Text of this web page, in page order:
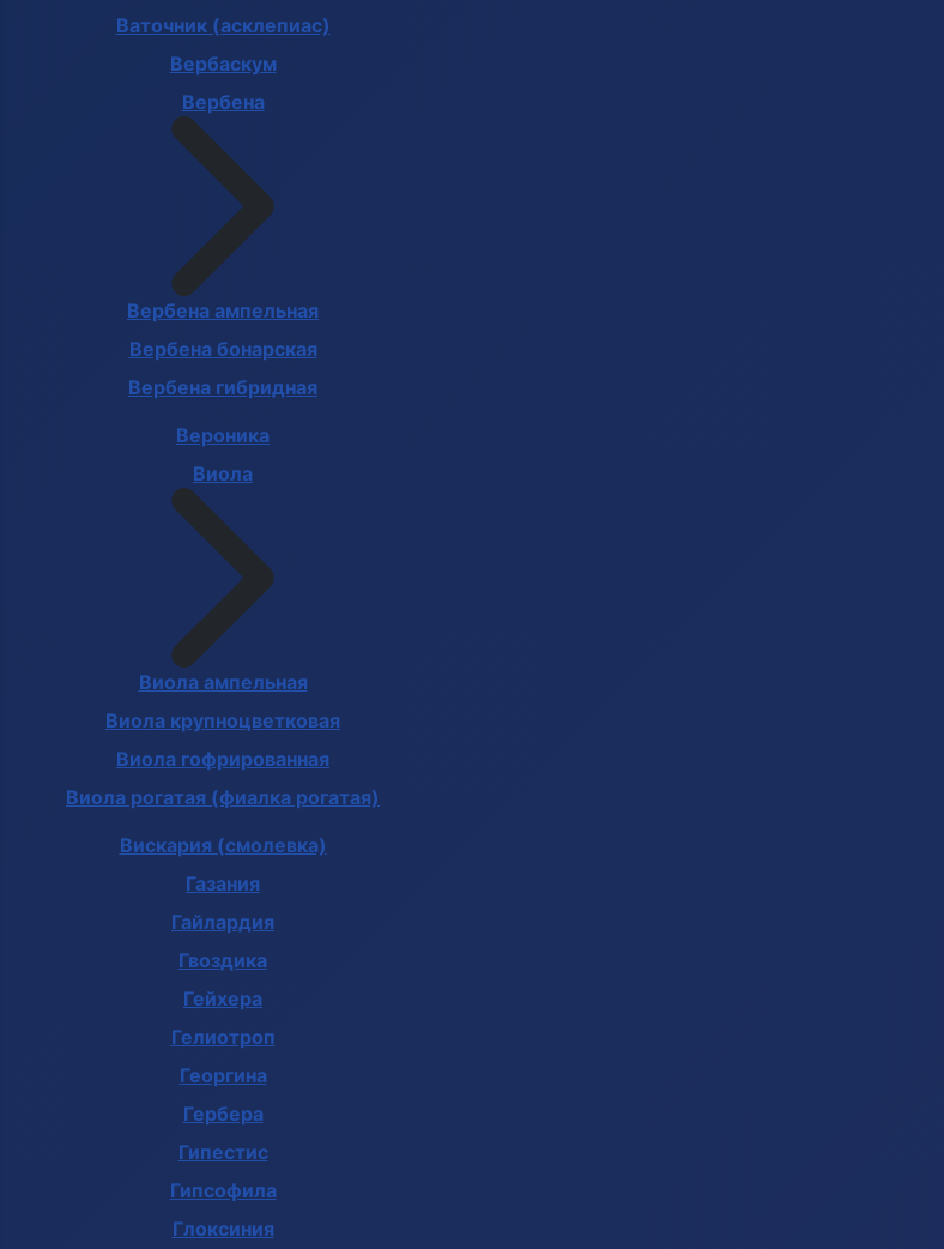
Ваточник (асклепиас)
Вербаскум
Вербена
Вербена ампельная
Вербена бонарская
Вербена гибридная
Вероника
Виола
Виола ампельная
Виола крупноцветковая
Виола гофрированная
Виола рогатая (фиалка рогатая)
Вискария (смолевка)
Газания
Гайлардия
Гвоздика
Гейхера
Гелиотроп
Георгина
Гербера
Гипестис
Гипсофила
Глоксиния